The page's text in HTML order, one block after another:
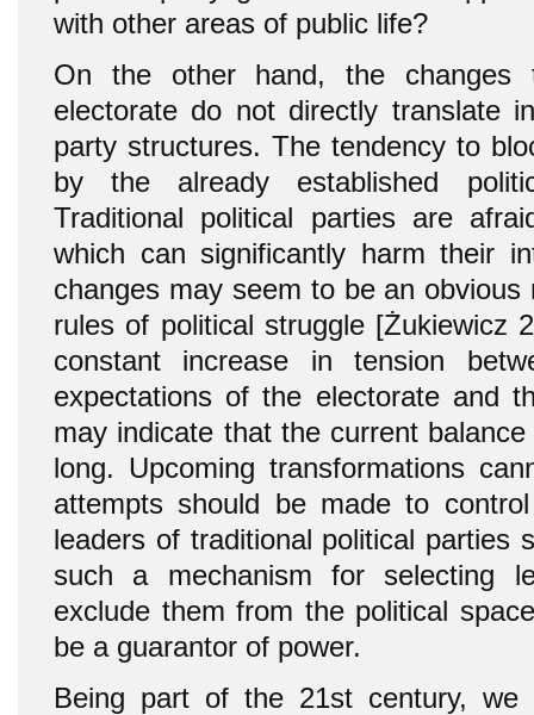
with other areas of public life?
On the other hand, the
electorate do not directly translate
party structures. The tendency to
by the already established
Traditional political parties are
which can significantly harm their
changes may seem to be an
rules of political struggle [Żukiewicz
constant increase in tension
expectations of the electorate and
may indicate that the current
long. Upcoming transformations
attempts should be made to
leaders of traditional political parties
such a mechanism for selecting
exclude them from the political
be a guarantor of power.
Being part of the 21st century, we